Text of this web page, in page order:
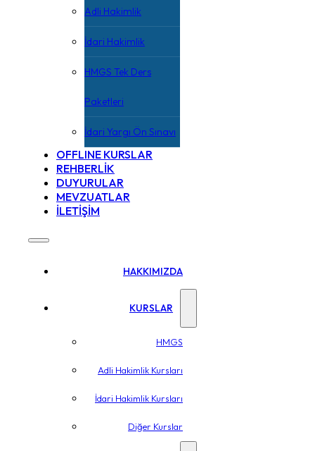
Adli Hakimlik
İdari Hakimlik
HMGS Tek Ders
Paketleri
İdari Yargı Ön Sınavı
OFFLINE KURSLAR
REHBERLİK
DUYURULAR
MEVZUATLAR
İLETİŞİM
HAKKIMIZDA
KURSLAR
HMGS
Adli Hakimlik Kursları
İdari Hakimlik Kursları
Diğer Kurslar